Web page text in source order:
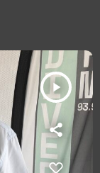
play_arrow